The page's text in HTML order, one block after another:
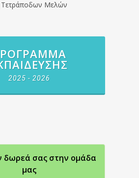
Τετράποδων Μελών
2025 - 2026
δωρεά σας στην oμάδα
μας